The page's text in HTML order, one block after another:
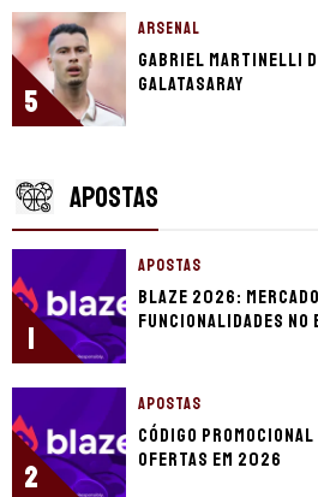
5
ARSENAL
Gabriel Martinelli
Galatasaray
APOSTAS
1
APOSTAS
Blaze 2026:
funcionalidades no
2
APOSTAS
Código
ofertas em 2026